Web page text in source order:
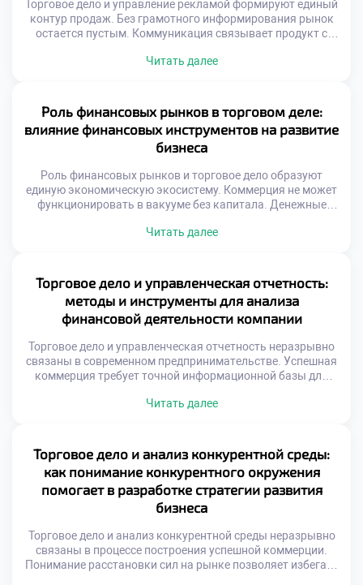
Торговое дело и управление рекламой формируют единый
контур продаж. Без грамотного информирования рынок
остается пустым. Коммуникация связывает продукт с
стратегического распределения ресурсов. Хаотичные
показателями. Творчество подчиняется коммерческим
целям бизнеса. Эмоциональный резонанс усиливает
рациональные аргументы. Целостность образа важнее
отдельных креативов. Успех приходит […]
Читать далее
Роль финансовых рынков в торговом деле:
влияние финансовых инструментов на развитие
бизнеса
Роль финансовых рынков и торговое дело образуют
единую экономическую экосистему. Коммерция не может
функционировать в вакууме без капитала. Денежные
Финансовые инструменты служат кровеносной системой
расширять ассортимент и географию. Хеджирование
защищает маржу от внешних шоков. Понимание рынка
капитала отличает предпринимателя от […]
Читать далее
Торговое дело и управленческая отчетность:
методы и инструменты для анализа
финансовой деятельности компании
Торговое дело и управленческая отчетность неразрывно
связаны в современном предпринимательстве. Успешная
коммерция требует точной информационной базы для
место фактологическому подходу. Финансовые
развитие эффективно. Отчетность трансформирует хаос
операций в структурированную систему. Менеджеры
получают ясную картину происходящих процессов.
Цифры становятся языком общения […]
Читать далее
Торговое дело и анализ конкурентной среды:
как понимание конкурентного окружения
помогает в разработке стратегии развития
бизнеса
Торговое дело и анализ конкурентной среды неразрывно
связаны в процессе построения успешной коммерции.
Понимание расстановки сил на рынке позволяет избегать